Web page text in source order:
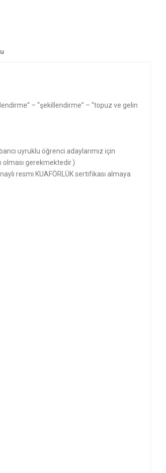
– “şekillendirme” – “topuz ve gelin
uyruklu öğrenci adaylarımız için
olması gerekmektedir.)
resmi KUAFÖRLÜK sertifikası almaya